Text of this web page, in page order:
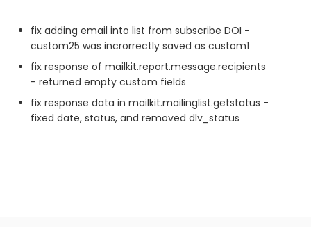
fix adding email into list from subscribe DOI -
custom25 was incrorrectly saved as custom1
fix response of mailkit.report.message.recipients
- returned empty custom fields
fix response data in mailkit.mailinglist.getstatus -
fixed date, status, and removed dlv_status